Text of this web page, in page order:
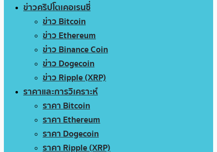
ข่าวคริปโตเคอเรนซี่
ข่าว Bitcoin
ข่าว Ethereum
ข่าว Binance Coin
ข่าว Dogecoin
ข่าว Ripple (XRP)
ราคาและการวิเคราะห์
ราคา Bitcoin
ราคา Ethereum
ราคา Dogecoin
ราคา Ripple (XRP)